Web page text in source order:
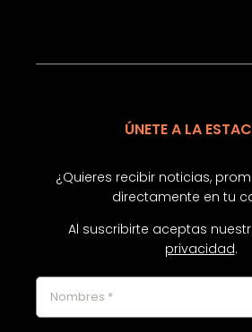
ÚNETE A LA
¿Quieres recibir noticias,
directamente en tu
Al suscribirte aceptas
privacidad.